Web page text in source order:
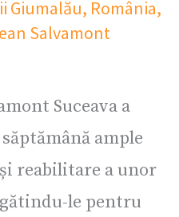
Giumalău, România,
Salvamont
Suceava a
ample
reabilitare a unor
le pentru